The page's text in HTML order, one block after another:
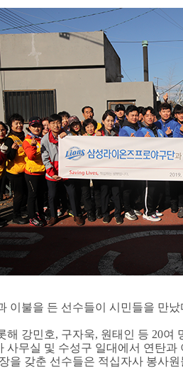
이불을 든 선수들이 시민들을 만났
해 강민호, 구자욱, 원태인 등 20여
사무실 및 수성구 일대에서 연탄
을 갖춘 선수들은 적십자사 봉사